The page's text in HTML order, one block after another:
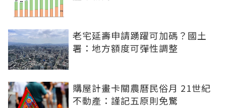
老宅延壽申請踴躍可加碼？國土
署：地方額度可彈性調整
購屋計畫卡關農曆民俗月 21世紀
不動產：謹記五原則免驚